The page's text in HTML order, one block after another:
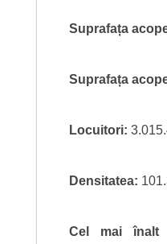
Suprafața
Suprafața
Locuitori:
Densitatea:
Cel mai înalt